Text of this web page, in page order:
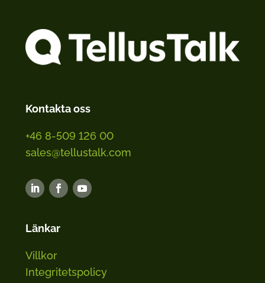
Kontakta oss
+46 8-509 126 00
sales@tellustalk.com
Länkar
Villkor
Integritetspolicy